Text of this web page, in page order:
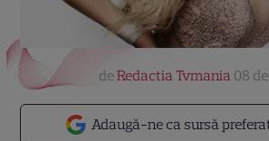
Adaugă-ne ca sursă
deRedactia Tvmania 08